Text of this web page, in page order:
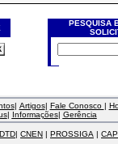
PESQUISA
| Artigos| Fale Conosco |
| Informações| Gerência
| CNEN | PROSSIGA |